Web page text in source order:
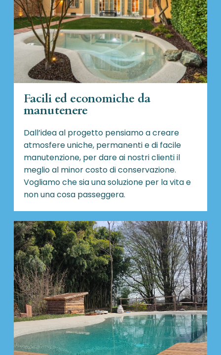
Facili ed economiche da
manutenere
Dall’idea al progetto pensiamo a creare
atmosfere uniche, permanenti e di facile
manutenzione, per dare ai nostri clienti il
meglio al minor costo di conservazione.
Vogliamo che sia una soluzione per la vita e
non una cosa passeggera.